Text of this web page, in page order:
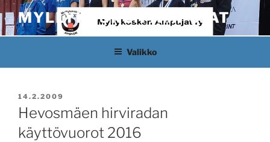
Siirry
sisältöönMYLLYKOSKEN AMPUJAT
Valikko
JULKAISTU
14.2.2009
Hevosmäen hirviradan
käyttövuorot 2016